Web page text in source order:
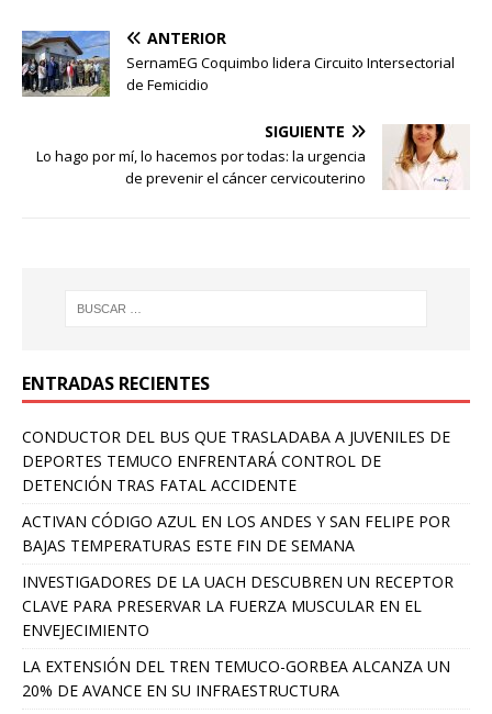
ANTERIOR
SernamEG Coquimbo lidera Circuito Intersectorial
de Femicidio
SIGUIENTE
Lo hago por mí, lo hacemos por todas: la urgencia
de prevenir el cáncer cervicouterino
ENTRADAS RECIENTES
CONDUCTOR DEL BUS QUE TRASLADABA A JUVENILES DE
DEPORTES TEMUCO ENFRENTARÁ CONTROL DE
DETENCIÓN TRAS FATAL ACCIDENTE
ACTIVAN CÓDIGO AZUL EN LOS ANDES Y SAN FELIPE POR
BAJAS TEMPERATURAS ESTE FIN DE SEMANA
INVESTIGADORES DE LA UACH DESCUBREN UN RECEPTOR
CLAVE PARA PRESERVAR LA FUERZA MUSCULAR EN EL
ENVEJECIMIENTO
LA EXTENSIÓN DEL TREN TEMUCO-GORBEA ALCANZA UN
20% DE AVANCE EN SU INFRAESTRUCTURA